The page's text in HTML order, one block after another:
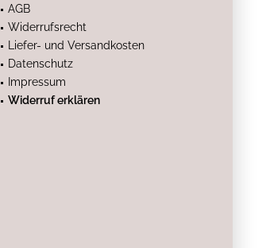
AGB
Widerrufsrecht
Liefer- und Versandkosten
Datenschutz
Impressum
Widerruf erklären